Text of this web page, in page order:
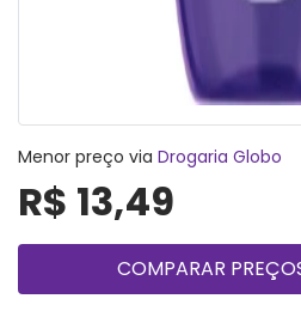
Menor preço via Drogaria Globo
R$ 13,49
COMPARAR